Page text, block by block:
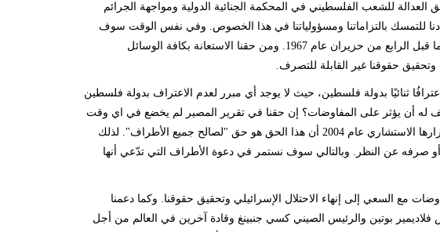
للشعب الفلسطيني في المحكمة الجنائية الدولية ومواجهة الجرائم
للتمسك بالتزاماتنا ومسؤولياتنا في هذا الخصوص. وفي نفس الوقت سوف
نستمر في مساعينا لتحقيق سلام عادل ودائم مع إسرائيل على حدود ما قبل الرابع من حزيران عام 1967. ومن حقنا الاستعانة بكافة الوسائل
وتحقيق حقوقنا غير القابلة للتصرف.
ثنائيًا بدولة فلسطين، حيث لا يوجد أي مبرر لعدم الاعتراف بدولة فلسطين
له أن يؤثر على المفاوضات؟ إن حقنا في تقرير المصير لم يخضع في اي وقت
من الأوقات للتفاوض حيث أكدت صراحة محكمة العدل الدولية في قرارها الاستشاري عام 2004 أن هذا الحق هو حق "لصالح جميع الأطراف". لذلك
صرفه عن النظر. وبالتالي سوف نستمر في دعوة الأطراف التي تدّعي أنها
مع السعي إلى إنهاء الاحتلال الإسرائيلي وتحقيق حقوقنا. وكما دعمنا
فلاديمير بوتين والرئيس الصيني كسي جنبينغ وقادة آخرين في العالم من أجل